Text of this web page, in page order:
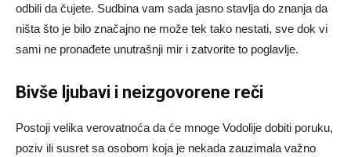
odbili da čujete. Sudbina vam sada jasno stavlja do znanja da
ništa što je bilo značajno ne može tek tako nestati, sve dok vi
sami ne pronađete unutrašnji mir i zatvorite to poglavlje.
Bivše ljubavi i neizgovorene reči
Postoji velika verovatnoća da će mnoge Vodolije dobiti poruku,
poziv ili susret sa osobom koja je nekada zauzimala važno